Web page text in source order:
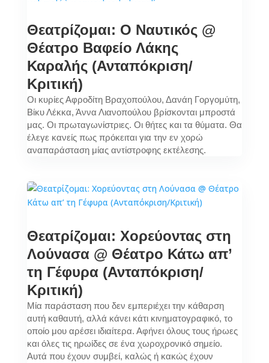
Θεατρίζομαι: Ο Ναυτικός @
Θέατρο Βαφείο Λάκης
Καραλής (Ανταπόκριση/
Κριτική)
Οι κυρίες Αφροδίτη Βραχοπούλου, Δανάη Γοργομύτη,
Βίκυ Λέκκα, Άννα Λιανοπούλου βρίσκονται μπροστά
μας. Οι πρωταγωνίστριες. Οι θήτες και τα θύματα. Θα
έλεγε κανείς πως πρόκειται για την εν χορώ
αναπαράσταση μίας αντίστροφης εκτέλεσης.
Θεατρίζομαι: Χορεύοντας στη
Λούνασα @ Θέατρο Κάτω απ’
τη Γέφυρα (Ανταπόκριση/
Κριτική)
Μία παράσταση που δεν εμπεριέχει την κάθαρση
αυτή καθαυτή, αλλά κάνει κάτι κινηματογραφικό, το
οποίο μου αρέσει ιδιαίτερα. Αφήνει όλους τους ήρωες
και όλες τις ηρωίδες σε ένα χωροχρονικό σημείο.
Αυτά που έχουν συμβεί, καλώς ή κακώς έχουν